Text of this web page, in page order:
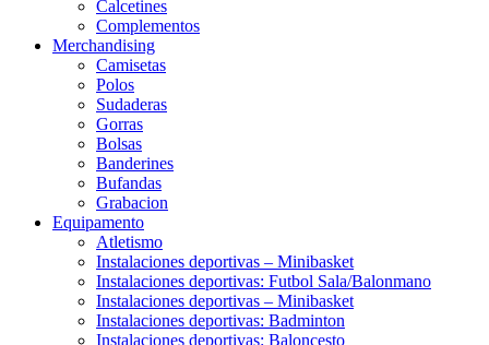
Calcetines
Complementos
Merchandising
Camisetas
Polos
Sudaderas
Gorras
Bolsas
Banderines
Bufandas
Grabacion
Equipamento
Atletismo
Instalaciones deportivas – Minibasket
Instalaciones deportivas: Futbol Sala/Balonmano
Instalaciones deportivas – Minibasket
Instalaciones deportivas: Badminton
Instalaciones deportivas: Baloncesto